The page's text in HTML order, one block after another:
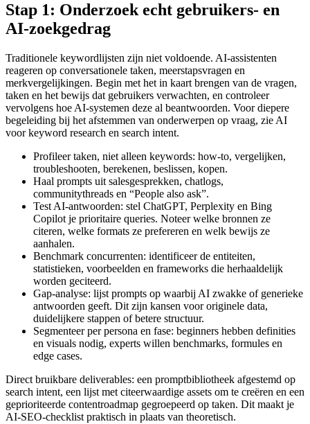
Stap 1: Onderzoek echt gebruikers- en
AI-zoekgedrag
Traditionele keywordlijsten zijn niet voldoende. AI-assistenten
reageren op conversationele taken, meerstapsvragen en
merkvergelijkingen. Begin met het in kaart brengen van de vragen,
taken en het bewijs dat gebruikers verwachten, en controleer
vervolgens hoe AI-systemen deze al beantwoorden. Voor diepere
begeleiding bij het afstemmen van onderwerpen op vraag, zie AI
voor keyword research en search intent.
Profileer taken, niet alleen keywords: how-to, vergelijken,
troubleshooten, berekenen, beslissen, kopen.
Haal prompts uit salesgesprekken, chatlogs,
communitythreads en “People also ask”.
Test AI-antwoorden: stel ChatGPT, Perplexity en Bing
Copilot je prioritaire queries. Noteer welke bronnen ze
citeren, welke formats ze prefereren en welk bewijs ze
aanhalen.
Benchmark concurrenten: identificeer de entiteiten,
statistieken, voorbeelden en frameworks die herhaaldelijk
worden geciteerd.
Gap-analyse: lijst prompts op waarbij AI zwakke of generieke
antwoorden geeft. Dit zijn kansen voor originele data,
duidelijkere stappen of betere structuur.
Segmenteer per persona en fase: beginners hebben definities
en visuals nodig, experts willen benchmarks, formules en
edge cases.
Direct bruikbare deliverables: een promptbibliotheek afgestemd op
search intent, een lijst met citeerwaardige assets om te creëren en een
geprioriteerde contentroadmap gegroepeerd op taken. Dit maakt je
AI-SEO-checklist praktisch in plaats van theoretisch.